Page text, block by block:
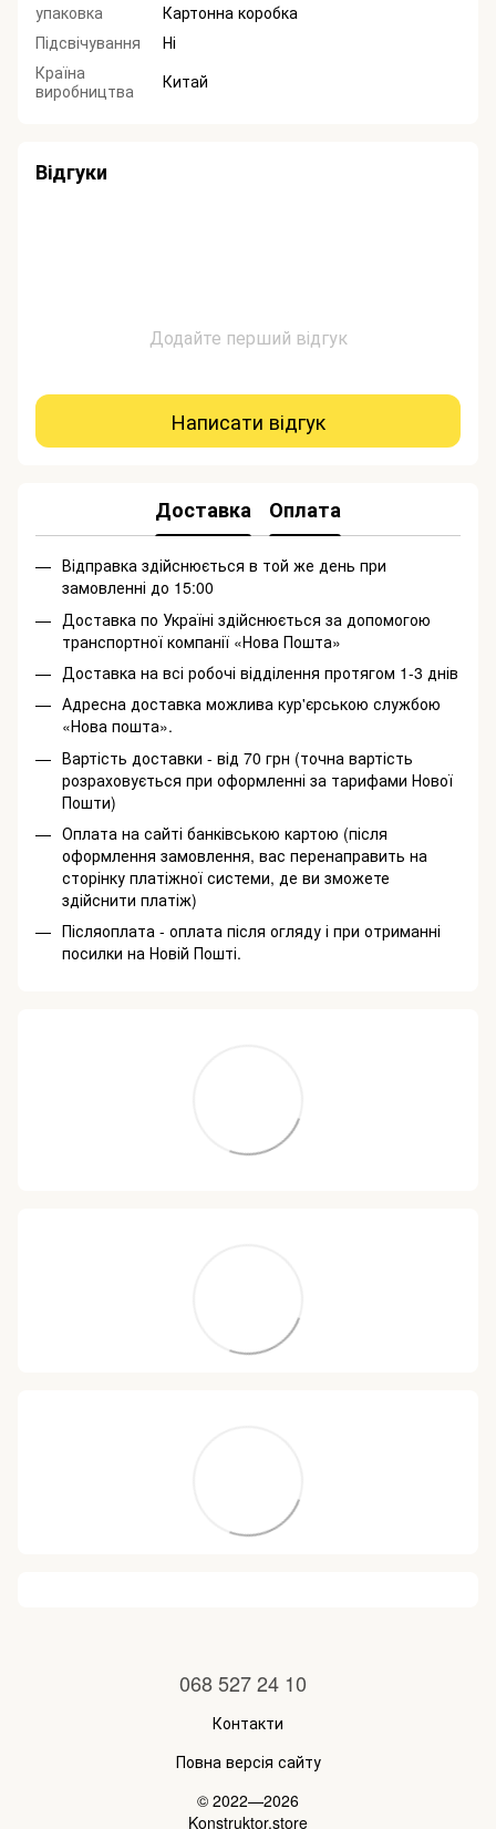
упаковка
Картонна коробка
Підсвічування
Ні
Країна
виробництва
Китай
Відгуки
Додайте перший відгук
Написати відгук
Доставка Оплата
Відправка здійснюється в той же день при
замовленні до 15:00
Доставка по Україні здійснюється за допомогою
транспортної компанії «Нова Пошта»
Доставка на всі робочі відділення протягом 1-3 днів
Адресна доставка можлива кур'єрською службою
«Нова пошта».
Вартість доставки - від 70 грн (точна вартість
розраховується при оформленні за тарифами Нової
Пошти)
Оплата на сайті банківською картою (після
оформлення замовлення, вас перенаправить на
сторінку платіжної системи, де ви зможете
здійснити платіж)
Післяоплата - оплата після огляду і при отриманні
посилки на Новій Пошті.
068 527 24 10
Контакти
Повна версія сайту
© 2022—2026
Konstruktor.store